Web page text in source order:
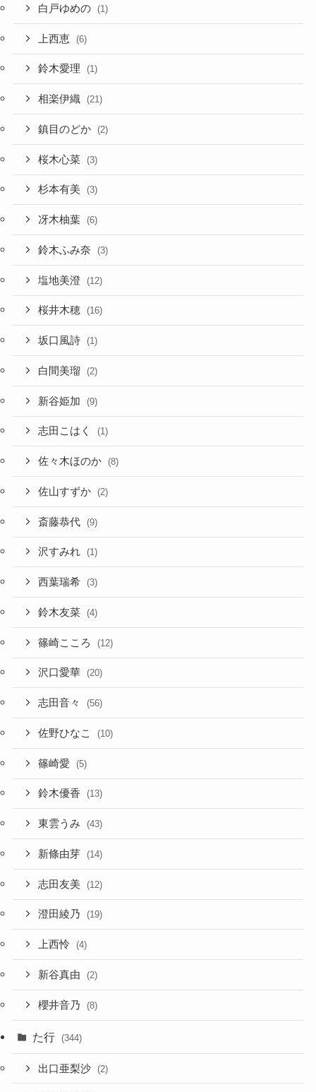
白戸ゆめの (1)
上西恵 (6)
鈴木愛理 (1)
相楽伊織 (21)
鎮目のどか (2)
桜木心菜 (3)
杉本有美 (3)
冴木柚葉 (6)
鈴木ふみ奈 (3)
塩地美澄 (12)
桜井木穂 (16)
坂口風詩 (1)
白間美瑠 (2)
新谷姫加 (9)
志田こはく (1)
佐々木ほのか (8)
佐山すずか (2)
斎藤恭代 (9)
沢すみれ (1)
西葉瑞希 (3)
鈴木友菜 (4)
篠崎こころ (12)
沢口愛華 (20)
志田音々 (56)
佐野ひなこ (10)
篠崎愛 (5)
鈴木優香 (13)
東雲うみ (43)
新條由芽 (14)
志田友美 (12)
澄田綾乃 (19)
上西怜 (4)
新谷真由 (2)
櫻井音乃 (8)
た行 (344)
出口亜梨沙 (2)